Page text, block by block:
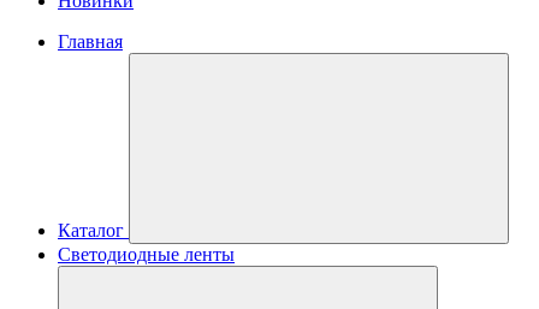
Главная
Каталог
Светодиодные ленты